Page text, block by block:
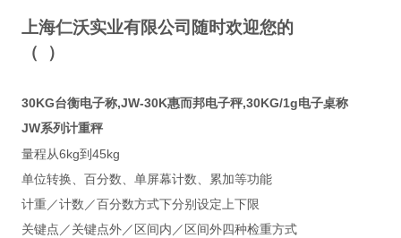
上海仁沃实业有限公司随时欢迎您的
（
）
30KG台衡电子称,JW-30K惠而邦电子秤,30KG/1g电子桌称
JW系列计重秤
量程从6kg到 45kg
单位转换、百分数、单屏幕计数、累加等功能
计重／计数／百分数方式下分别设定上下限
关键点／关键点外／区间内／区间外四种检重方式